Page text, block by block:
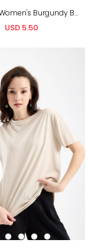
Wholesale Women's Burgundy Basic T-Shirt with Side Slits
USD 5.50